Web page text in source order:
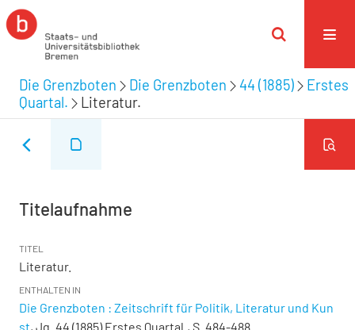
Die Grenzboten Die Grenzboten 44 (1885)
Erstes
Quartal.
Literatur.
Titelaufnahme
TITEL
Literatur.
ENTHALTEN IN
Die Grenzboten : Zeitschrift für Politik, Literatur und Kun
st, Jg. 44 (1885) Erstes Quartal., S. 484-488